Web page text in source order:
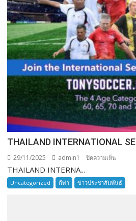
THAILAND INTERNATIONAL
29/11/2025 admin1 ปิดความเห็น
SENIOR
THAILAND INTERNA...
Uncategorized กีฬา ข่าวประชาสัมพันธ์